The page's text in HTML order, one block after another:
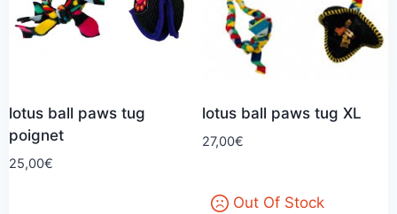
lotus ball paws tug
poignet
25,00€
lotus ball paws tug XL
27,00€
Out Of Stock